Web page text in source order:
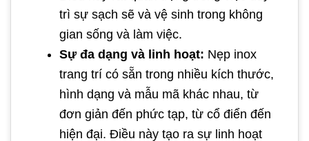
trì sự sạch sẽ và vệ sinh trong không
gian sống và làm việc.
Sự đa dạng và linh hoạt: Nẹp inox
trang trí có sẵn trong nhiều kích thước,
hình dạng và mẫu mã khác nhau, từ
đơn giản đến phức tạp, từ cổ điển đến
hiện đại. Điều này tạo ra sự linh hoạt